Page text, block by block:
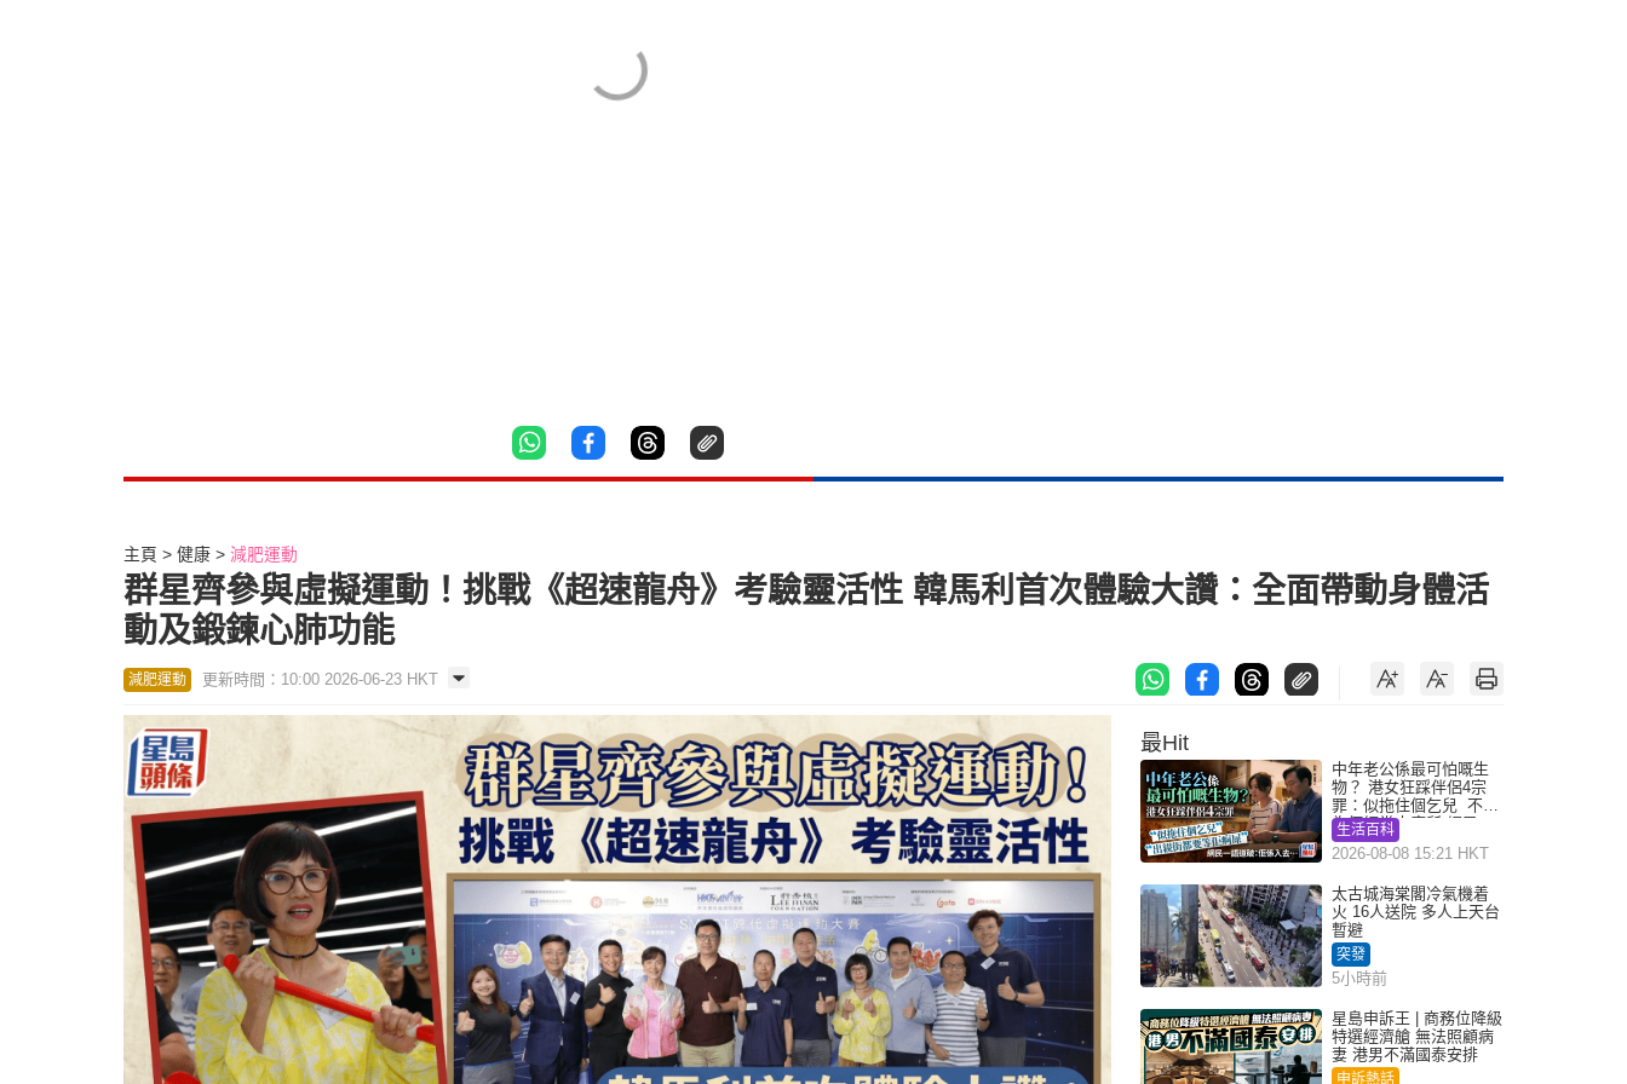
主頁 健康 減肥運動
群星齊參與虛擬運動！挑戰《超速龍舟》考驗靈活性 韓馬利首次體驗大讚：全面帶動身體活
動及鍛鍊心肺功能
減肥運動 更新時間：10:00 2026-06-23 HKT
最Hit
中年老公係最可怕嘅生
物？ 港女狂踩伴侶4宗
罪：似拖住個乞兒 不解
為何經常去廁所 網民一
語道破
生活百科
2026-08-08 15:21 HKT
太古城海棠閣冷氣機着
火 16人送院 多人上天台
暫避
突發
5小時前
星島申訴王 | 商務位降級
特選經濟艙 無法照顧病
妻 港男不滿國泰安排
申訴熱話